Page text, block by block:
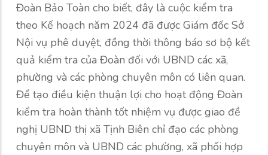
Đoàn Bảo Toàn cho biết, đây là cuộc kiểm tra
theo Kế hoạch năm 2024 đã được Giám đốc Sở
Nội vụ phê duyệt, đồng thời thông báo sơ bộ kết
quả kiểm tra của Đoàn đối với UBND các xã,
phường và các phòng chuyên môn có liên quan.
Để tạo điều kiện thuận lợi cho hoạt động Đoàn
kiểm tra hoàn thành tốt nhiệm vụ được giao đề
nghị UBND thị xã Tịnh Biên chỉ đạo các phòng
chuyên môn và UBND các phường, xã phối hợp